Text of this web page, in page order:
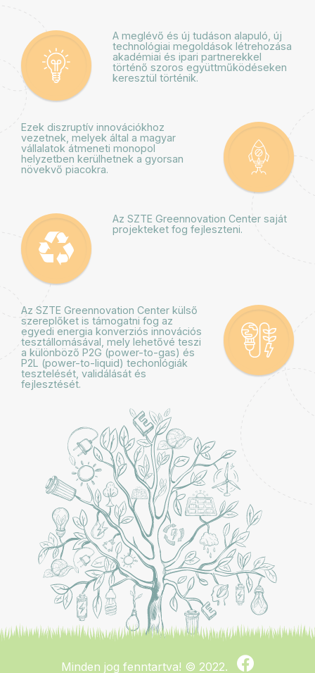
A meglévő és új tudáson alapuló, új
technológiai megoldások létrehozása
akadémiai és ipari partnerekkel
történő szoros együttműködéseken
keresztül történik.
Ezek diszruptív innovációkhoz
vezetnek, melyek által a magyar
vállalatok átmeneti monopol
helyzetben kerülhetnek a gyorsan
növekvő piacokra.
Az SZTE Greennovation Center saját
projekteket fog fejleszteni.
Az SZTE Greennovation Center külső
szereplőket is támogatni fog az
egyedi energia konverziós innovációs
tesztállomásával, mely lehetővé teszi
a különböző P2G (power-to-gas) és
P2L (power-to-liquid) techonlógiák
tesztelését, validálását és
fejlesztését.
Minden jog fenntartva! © 2022.